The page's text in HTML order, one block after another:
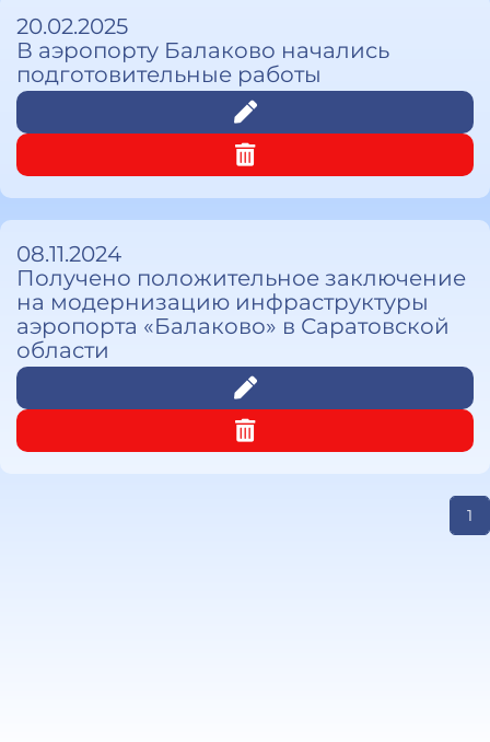
20.02.2025
В аэропорту Балаково начались
подготовительные работы
08.11.2024
Получено положительное заключение
на модернизацию инфраструктуры
аэропорта «Балаково» в Саратовской
области
1